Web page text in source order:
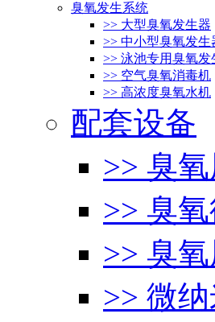
臭氧发生系统
>> 大型臭氧发生器
>> 中小型臭氧发生
>> 泳池专用臭氧发
>> 空气臭氧消毒机
>> 高浓度臭氧水机
配套设备
>> 臭
>> 臭
>> 臭
>> 微